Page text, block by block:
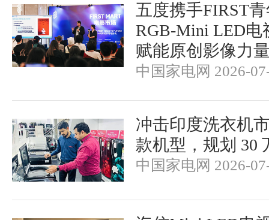
五度携手FIRST
RGB-Mini LED电
赋能原创影像力
中国家电网 2026-
冲击印度洗衣机
款机型，规划 30
中国家电网 2026-